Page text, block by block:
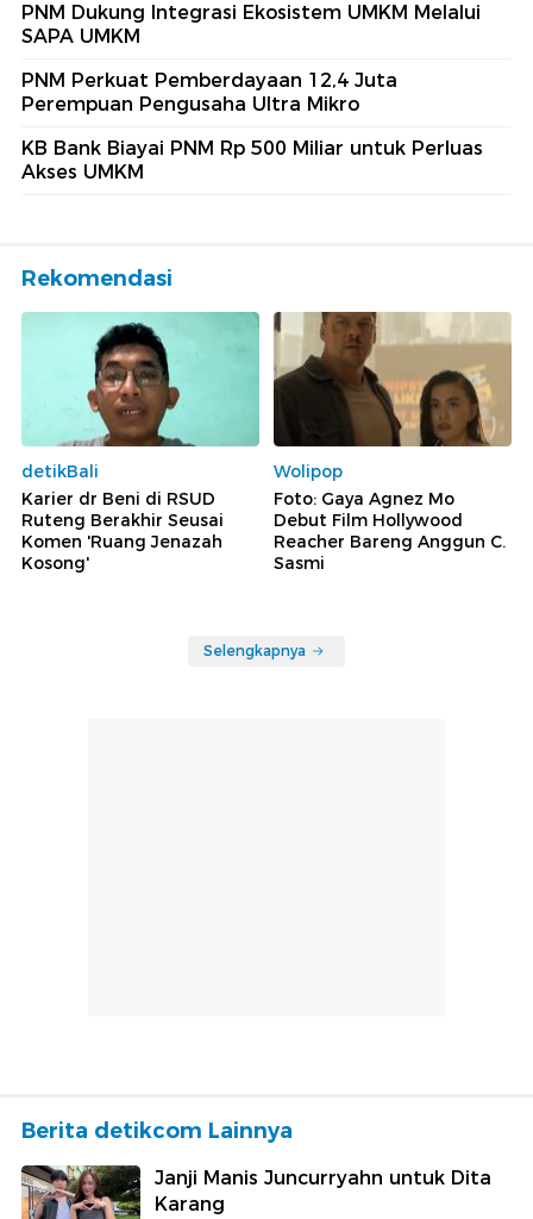
PNM Dukung Integrasi Ekosistem UMKM Melalui
SAPA UMKM
PNM Perkuat Pemberdayaan 12,4 Juta
Perempuan Pengusaha Ultra Mikro
KB Bank Biayai PNM Rp 500 Miliar untuk Perluas
Akses UMKM
Rekomendasi
detikBali
Karier dr Beni di RSUD
Ruteng Berakhir Seusai
Komen 'Ruang Jenazah
Kosong'
Wolipop
Foto: Gaya Agnez Mo
Debut Film Hollywood
Reacher Bareng Anggun C.
Sasmi
Selengkapnya
Berita detikcom Lainnya
Janji Manis Juncurryahn untuk Dita
Karang